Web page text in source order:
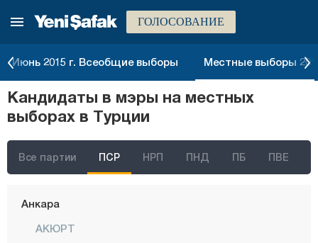
ГОЛОСОВАНИЕ
Июнь 2015 г. Всеобщие выборы Местные выборы
Кандидаты в мэры на местных
выборах в Турции
Все партии ПСР НРП ПНД ПБ ПВЕ
Стамбул
Анкара
АКЮРТ